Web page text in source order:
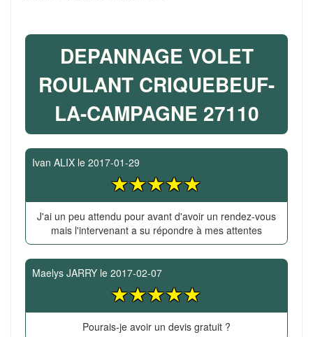
DEPANNAGE VOLET
ROULANT CRIQUEBEUF-
LA-CAMPAGNE 27110
Ivan ALIX le 2017-01-29
J'ai un peu attendu pour avant d'avoir un rendez-vous
mais l'intervenant a su répondre à mes attentes
Maelys JARRY le 2017-02-07
Pourais-je avoir un devis gratuit ?